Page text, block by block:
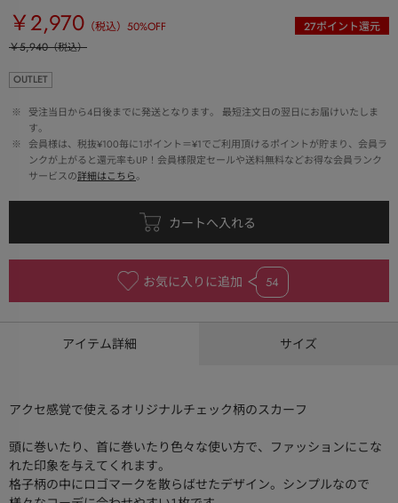
￥2,970 （税込） 50%OFF 27ポイント還元
￥5,940（税込）
OUTLET
※
受注当日から4日後までに発送となります。 最短注文日の翌日にお届けいたしま
す。
※
会員様は、税抜¥100毎に1ポイント＝¥1でご利用頂けるポイントが貯まり、会員ラ
ンクが上がると還元率もUP！会員様限定セールや送料無料などお得な会員ランク
サービスの詳細はこちら。
お気に入りに追加 54
アイテム詳細 サイズ
アクセ感覚で使えるオリジナルチェック柄のスカーフ
頭に巻いたり、首に巻いたり色々な使い方で、ファッションにこな
れた印象を与えてくれます。
格子柄の中にロゴマークを散らばせたデザイン。シンプルなので